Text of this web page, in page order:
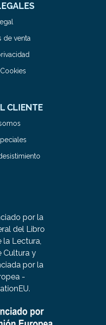
de venta
CLIENTE
por la
del Libro
la Lectura,
Cultura y
por la
-